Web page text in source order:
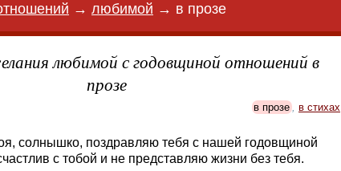
→ любимой → в прозе
любимой с годовщиной отношений в
прозе
в прозе , в стихах
солнышко, поздравляю тебя с нашей годовщиной
с тобой и не представляю жизни без тебя.